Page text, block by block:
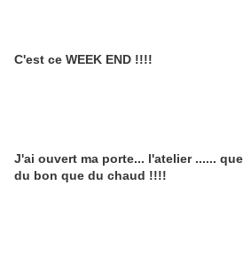
C'est ce WEEK END !!!!
J'ai ouvert ma porte... l'atelier ...... que
du bon que du chaud !!!!